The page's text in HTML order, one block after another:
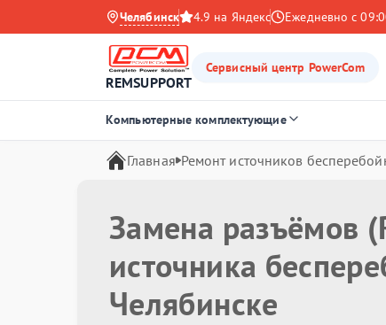
Челябинск 4.9 на Яндекс Ежедневно с
REMSUPPORT
Сервисный центр PowerCom
Компьютерные комплектующие
Главная Ремонт источников
Замена разъёмов
источника
Челябинске